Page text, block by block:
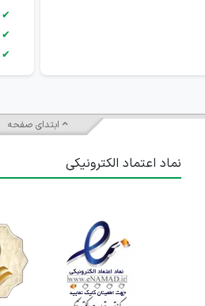
✔
✔
✔
ابتدای صفحه
نماد اعتماد الکترونیکی